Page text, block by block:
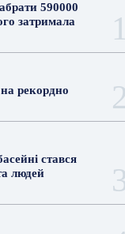
590000
затримала
рекордно
стався
людей